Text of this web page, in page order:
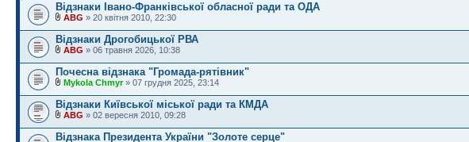
Відзнаки Івано-Франківської обласної ради та ОДА
ABG » 20 квітня 2010, 22:30
Відзнаки Дрогобицької РВА
ABG » 06 травня 2026, 10:38
Почесна відзнака "Громада-рятівник"
Mykola Chmyr» 07 грудня 2025, 23:14
Відзнаки Київської міської ради та КМДА
ABG » 02 вересня 2010, 09:28
Відзнака Президента України "Золоте серце"